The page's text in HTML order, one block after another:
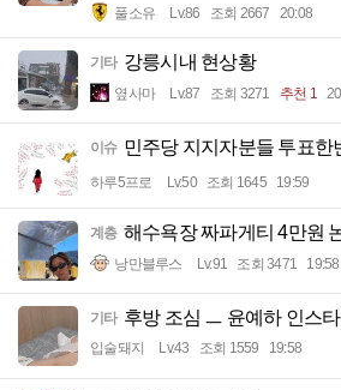
풀소유 Lv.86 조회 2667 20:08
기타 강릉시내 현상황
옆사마 Lv.87 조회 3271 추천 1
이슈 민주당 지지자분들 투표한
하루5프로 Lv.50 조회 1645 19:59
계층 해수욕장 짜파게티 4만원
낭만블루스 Lv.91 조회 3471 19:58
기타 후방 조심 ㅡ 윤예하 인스타
입술돼지 Lv.43 조회 1559 19:58